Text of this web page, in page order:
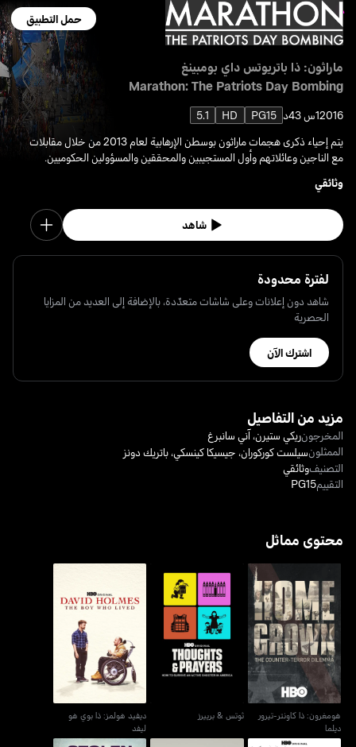
حمل التطبيق
ماراثون: ذا باتريوتس داي بومبينغ
Marathon: The Patriots Day Bombing
20161س 43د PG15
HD
5.1
يتم إحياء ذكرى هجمات ماراثون بوسطن الإرهابية لعام 2013 من خلال مقابلات
مع الناجين وعائلاتهم وأول المستجيبين والمحققين والمسؤولين الحكوميين.
وثائقي
شاهد
لفترة محدودة
شاهد دون إعلانات وعلى شاشات متعدّدة، بالإضافة إلى العديد من المزايا
الحصرية
اشترك الآن
مزيد من التفاصيل
المخرجونريكي ستيرن،آني سانبرغ
الممثلونسيلست كوركوران، جيسيكا كينسكي،باتريك دونز
التصنيفوثائقي
التقييمPG15
محتوى مماثل
هومغرون: ذا كاونتر-تيرور
ديلما
هومغرون: ذا كاونتر-تيرور
ديلما
ثوتس & برييرز
ثوتس & برييرز
ديفيد هولمز: ذا بوي هو
ديفيد هولمز: ذا بوي هو
ليفد